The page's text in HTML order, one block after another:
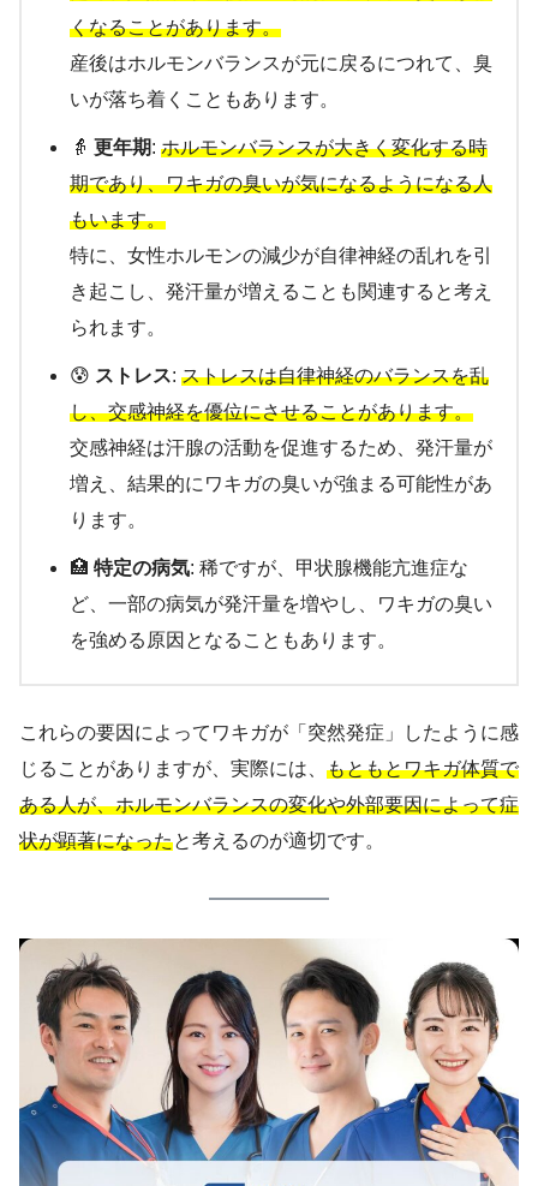
くなることがあります。
産後はホルモンバランスが元に戻るにつれて、臭
いが落ち着くこともあります。
👵 更年期: ホルモンバランスが大きく変化する時
期であり、ワキガの臭いが気になるようになる人
もいます。
特に、女性ホルモンの減少が自律神経の乱れを引
き起こし、発汗量が増えることも関連すると考え
られます。
😰 ストレス: ストレスは自律神経のバランスを乱
し、交感神経を優位にさせることがあります。
交感神経は汗腺の活動を促進するため、発汗量が
増え、結果的にワキガの臭いが強まる可能性があ
ります。
🏥 特定の病気: 稀ですが、甲状腺機能亢進症な
ど、一部の病気が発汗量を増やし、ワキガの臭い
を強める原因となることもあります。
これらの要因によってワキガが「突然発症」したように感
じることがありますが、実際には、 もともとワキガ体質で
ある人が、ホルモンバランスの変化や外部要因によって症
状が顕著になったと考えるのが適切です。